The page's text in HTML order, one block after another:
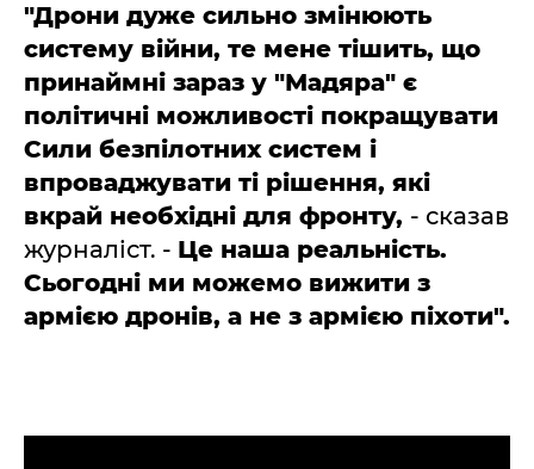
"Дрони дуже сильно змінюють
систему війни, те мене тішить, що
принаймні зараз у "Мадяра" є
політичні можливості покращувати
Сили безпілотних систем і
впроваджувати ті рішення, які
вкрай необхідні для фронту, - сказав
журналіст. - Це наша реальність.
Сьогодні ми можемо вижити з
армією дронів, а не з армією піхоти".